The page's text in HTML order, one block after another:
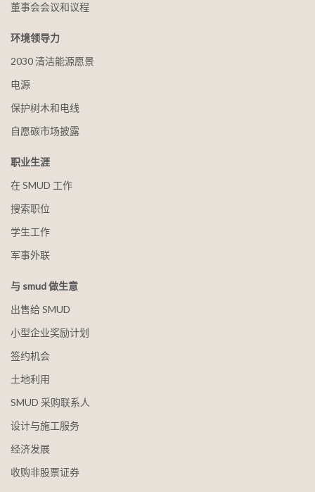
董事会会议和议程
环境领导力
2030 清洁能源愿景
电源
保护树木和电线
自愿碳市场披露
职业生涯
在 SMUD 工作
搜索职位
学生工作
军事外联
与 smud 做生意
出售给 SMUD
小型企业奖励计划
签约机会
土地利用
SMUD 采购联系人
设计与施工服务
经济发展
收购非股票证券